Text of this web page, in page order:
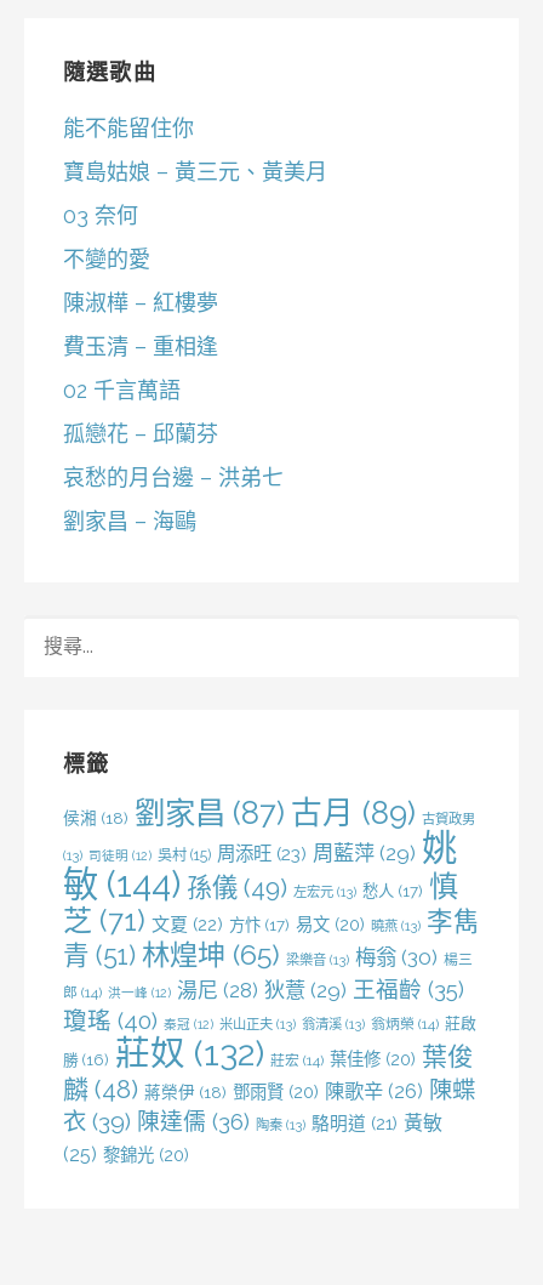
隨選歌曲
能不能留住你
寶島姑娘 – 黃三元、黃美月
03 奈何
不變的愛
陳淑樺 – 紅樓夢
費玉清 – 重相逢
02 千言萬語
孤戀花 – 邱蘭芬
哀愁的月台邊 – 洪弟七
劉家昌 – 海鷗
標籤
侯湘 (18) 劉家昌 (87) 古月 (89) 古賀政男
(13) 司徒明 (12) 吳村 (15) 周添旺 (23) 周藍萍 (29) 姚
敏 (144) 孫儀 (49) 左宏元 (13) 愁人 (17) 慎
芝 (71) 文夏 (22) 方忭 (17) 易文 (20) 曉燕 (13) 李雋
青 (51) 林煌坤 (65) 梁樂音 (13) 梅翁 (30) 楊三
郎 (14) 洪一峰 (12) 湯尼 (28) 狄薏 (29) 王福齡 (35)
瓊瑤 (40) 秦冠 (12) 米山正夫 (13) 翁清溪 (13) 翁炳榮 (14) 莊啟
勝 (16) 莊奴 (132) 莊宏 (14) 葉佳修 (20) 葉俊
麟 (48) 蔣榮伊 (18) 鄧雨賢 (20) 陳歌辛 (26) 陳蝶
衣 (39) 陳達儒 (36) 陶秦 (13) 駱明道 (21) 黃敏
(25) 黎錦光 (20)